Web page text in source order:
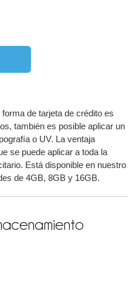
de tarjeta de crédito es
también es posible aplicar un
o UV. La ventaja
se puede aplicar a toda la
Está disponible en nuestro
de 4GB, 8GB y 16GB.